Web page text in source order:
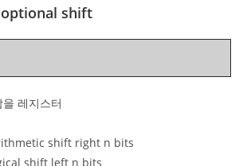
shift
레지스터
shift right n bits
shift left n bits